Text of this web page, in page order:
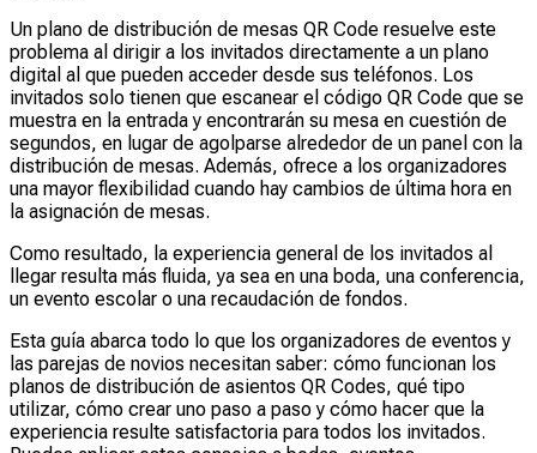
Un plano de distribución de mesas QR Code resuelve este
problema al dirigir a los invitados directamente a un plano
digital al que pueden acceder desde sus teléfonos. Los
invitados solo tienen que escanear el código QR Code que se
muestra en la entrada y encontrarán su mesa en cuestión de
segundos, en lugar de agolparse alrededor de un panel con la
distribución de mesas. Además, ofrece a los organizadores
una mayor flexibilidad cuando hay cambios de última hora en
la asignación de mesas.
Como resultado, la experiencia general de los invitados al
llegar resulta más fluida, ya sea en una boda, una conferencia,
un evento escolar o una recaudación de fondos.
Esta guía abarca todo lo que los organizadores de eventos y
las parejas de novios necesitan saber: cómo funcionan los
planos de distribución de asientos QR Codes, qué tipo
utilizar, cómo crear uno paso a paso y cómo hacer que la
experiencia resulte satisfactoria para todos los invitados.